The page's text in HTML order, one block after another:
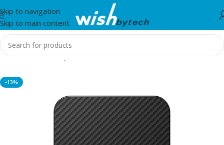
Skip to navigation
Skip to main content
Home/Aksesorë për mobil dhe IT
-13%